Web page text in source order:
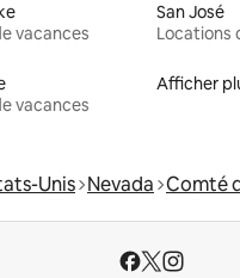
vacances
San José
Locations
vacances
Afficher
Unis Nevada Comté